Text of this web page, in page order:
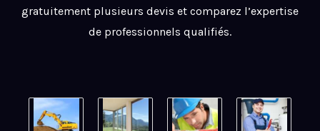
gratuitement plusieurs devis et comparez l’expertise
de professionnels qualifiés.